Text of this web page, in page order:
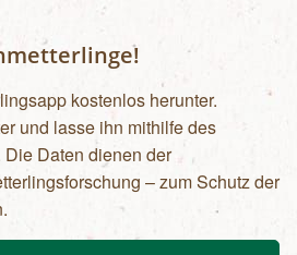
zurück ins Tal.
kostenlos herunter.
und lasse ihn mithilfe des
Daten dienen der
– zum Schutz der